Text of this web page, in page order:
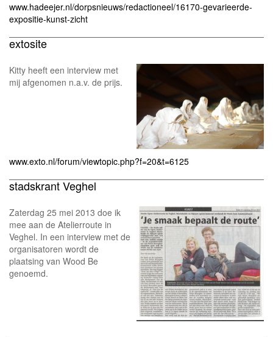
www.hadeejer.nl/dorpsnieuws/redactioneel/16170-gevarieerde-
expositie-kunst-zicht
extosite
Kitty heeft een interview met
mij afgenomen n.a.v. de prijs.
www.exto.nl/forum/viewtopic.php?f=20&t=6125
stadskrant Veghel
Zaterdag 25 mei 2013 doe ik
mee aan de Atelierroute in
Veghel. In een interview met de
organisatoren wordt de
plaatsing van Wood Be
genoemd.